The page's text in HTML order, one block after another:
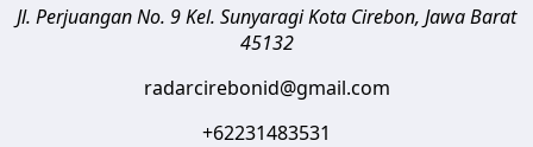
Jl. Perjuangan No. 9 Kel. SunyaragiKota Cirebon, Jawa Barat
45132
radarcirebonid@gmail.com
+62231483531